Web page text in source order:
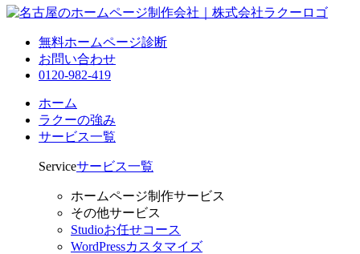
無料ホームページ診断
お問い合わせ
0120-982-419
ホーム
ラクーの強み
サービス一覧
Serviceサービス一覧
ホームページ制作サービス
その他サービス
Studioお任せコース
WordPressカスタマイズ